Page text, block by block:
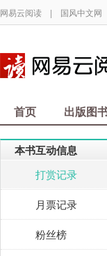
网易云阅读 | 国风中文网
首页 出版图
本书互动信息
打赏记录
月票记录
粉丝榜